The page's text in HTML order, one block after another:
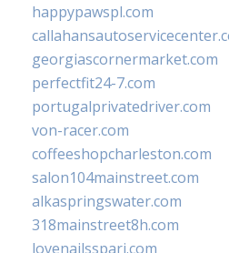
happypawspl.com
georgiascornermarket.com
perfectfit24-7.com
portugalprivatedriver.com
von-racer.com
coffeeshopcharleston.com
salon104mainstreet.com
alkaspringswater.com
318mainstreet8h.com
lovenailsspari.com